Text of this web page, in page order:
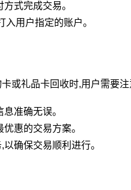
式完成交易。
用户指定的账户。
或礼品卡回收时,用户需要
准确无误。
惠的交易方案。
确保交易顺利进行。